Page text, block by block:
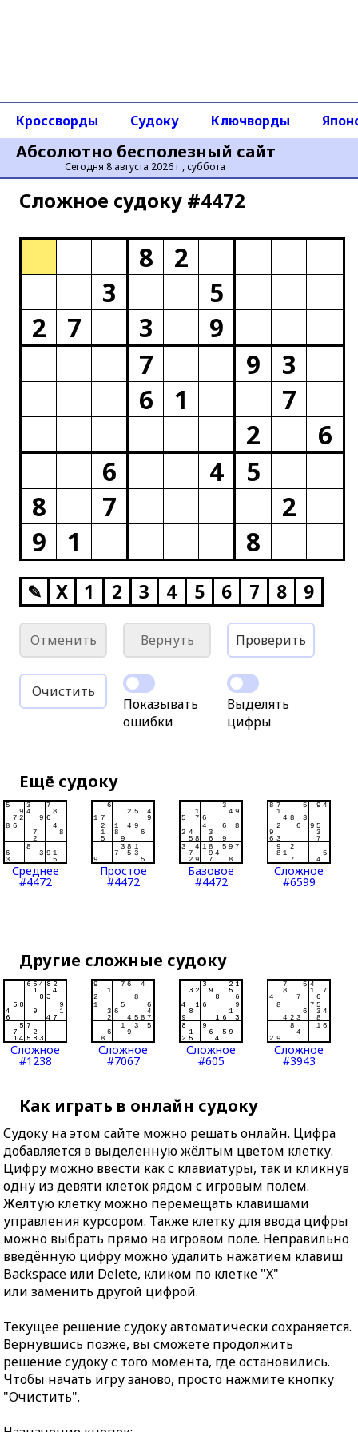
Абсолютно бесполезный сайт
Сегодня 8 августа 2026 г., суббота
Кроссворды Судоку Ключворды
Сложное cудоку #4472
8
2
3
5
2
7 3
9
7
9
3
6
1
7
2
6
6
4
5
8
7
2
9
1 8
✎ X 1 2 3 4 5 6 7 8 9
Отменить Вернуть Проверить
Очистить
Показывать
ошибки
Выделять
цифры
Ещё судоку
Среднее
#4472
Простое
#4472
Базовое
#4472
Сложное
#6599
Другие сложные судоку
Сложное
#1238
Сложное
#7067
Сложное
#605
Сложное
#3943
Как играть в онлайн судоку
Судоку на этом сайте можно решать онлайн. Цифра
добавляется в выделенную жёлтым цветом клетку.
Цифру можно ввести как с клавиатуры, так и кликнув
одну из девяти клеток рядом с игровым полем.
Жёлтую клетку можно перемещать клавишами
управления курсором. Также клетку для ввода цифры
можно выбрать прямо на игровом поле. Неправильно
введённую цифру можно удалить нажатием клавиш
Backspace или Delete, кликом по клетке "X"
или заменить другой цифрой.
Текущее решение судоку автоматически сохраняется.
Вернувшись позже, вы сможете продолжить
решение судоку с того момента, где остановились.
Чтобы начать игру заново, просто нажмите кнопку
"Очистить".